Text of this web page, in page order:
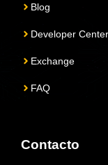
Blog
Developer Center
Exchange
FAQ
Contacto